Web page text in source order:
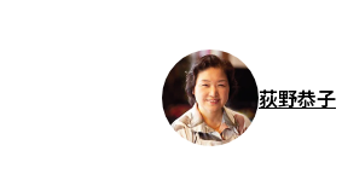
荻野恭子